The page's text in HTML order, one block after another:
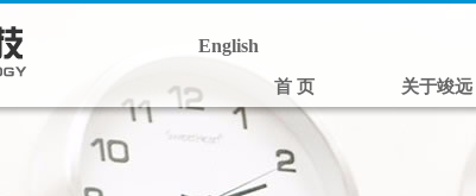
English
首 页 关于竣远